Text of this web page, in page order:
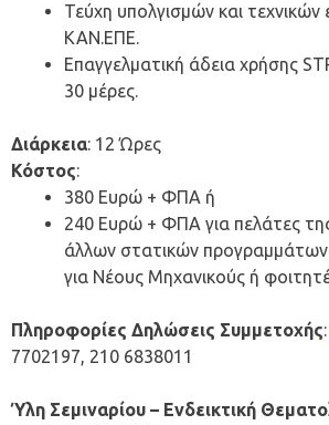
Τεύχη υπολγισμών και
ΚΑΝ.ΕΠΕ.
Επαγγελματική άδεια χρήσης
30 μέρες.
Διάρκεια: 12 Ώρες
Κόστος:
380 Ευρώ + ΦΠΑ ή
240 Ευρώ + ΦΠΑ για πελάτες
άλλων στατικών προγραμμάτων
για Νέους Μηχανικούς ή
Πληροφορίες Δηλώσεις Συμμετοχής:
7702197, 210 6838011
Ύλη Σεμιναρίου – Ενδεικτική